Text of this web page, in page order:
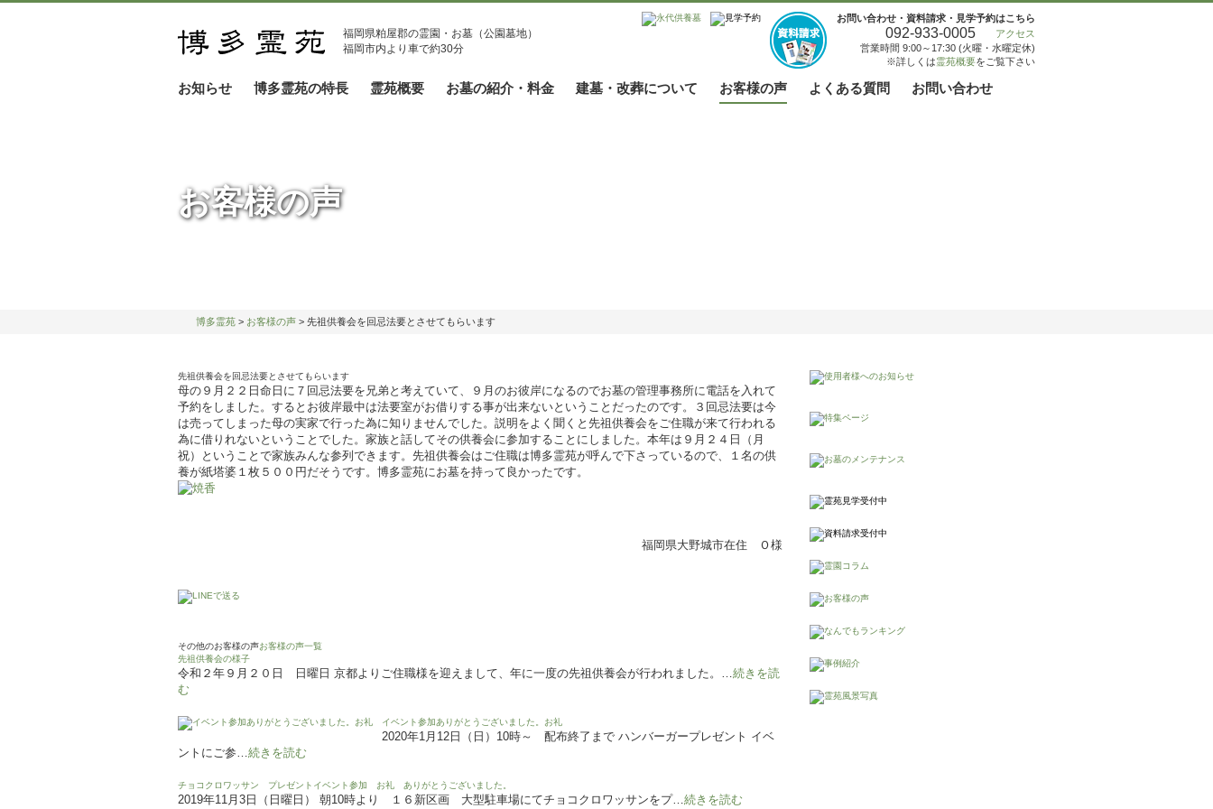
福岡県粕屋郡の霊園・お墓（公園墓地）
福岡市内より車で約30分
お問い合わせ・資料請求・見学予約はこちら
092-933-0005
アクセス
営業時間 9:00～17:30 (火曜・水曜定休)
※詳しくは霊苑概要をご覧下さい
お知らせ 博多霊苑の特長 霊苑概要 お墓の紹介・料金 建墓・改葬について お客様の声 よくある質問 お問い合わせ
お客様の声
博多霊苑 > お客様の声 > 先祖供養会を回忌法要とさせてもらいます
先祖供養会を回忌法要とさせてもらいます
母の９月２２日命日に７回忌法要を兄弟と考えていて、９月のお彼岸になるのでお墓の管理事務所に電話を入れて
予約をしました。するとお彼岸最中は法要室がお借りする事が出来ないということだったのです。３回忌法要は今
は売ってしまった母の実家で行った為に知りませんでした。説明をよく聞くと先祖供養会をご住職が来て行われる
為に借りれないということでした。家族と話してその供養会に参加することにしました。本年は９月２４日（月
祝）ということで家族みんな参列できます。先祖供養会はご住職は博多霊苑が呼んで下さっているので、１名の供
養が紙塔婆１枚５００円だそうです。博多霊苑にお墓を持って良かったです。
福岡県大野城市在住 Ｏ様
その他のお客様の声お客様の声一覧
先祖供養会の様子
令和２年９月２０日 日曜日 京都よりご住職様を迎えまして、年に一度の先祖供養会が行われました。…続きを読
む
イベント参加ありがとうございました。お礼
2020年1月12日（日）10時～ 配布終了まで ハンバーガープレゼント イベ
ントにご参…続きを読む
チョコクロワッサン プレゼントイベント参加 お礼 ありがとうございました。
2019年11月3日（日曜日） 朝10時より １６新区画 大型駐車場にてチョコクロワッサンをプ…続きを読む